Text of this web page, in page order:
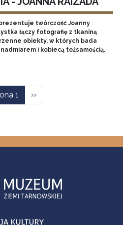
twórczość Joanny
łączy fotografię z tkaniną
obiekty, w których bada
i kobiecą tożsamością.
1 Następna strona
››